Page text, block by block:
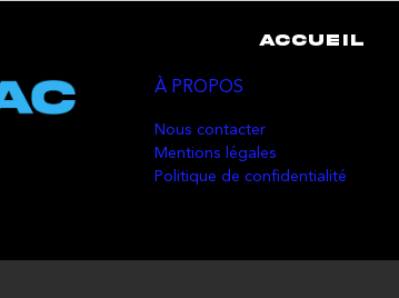
ACCUEIL
À PROPOS
Nous contacter
Mentions légales
Politique de confidentialité